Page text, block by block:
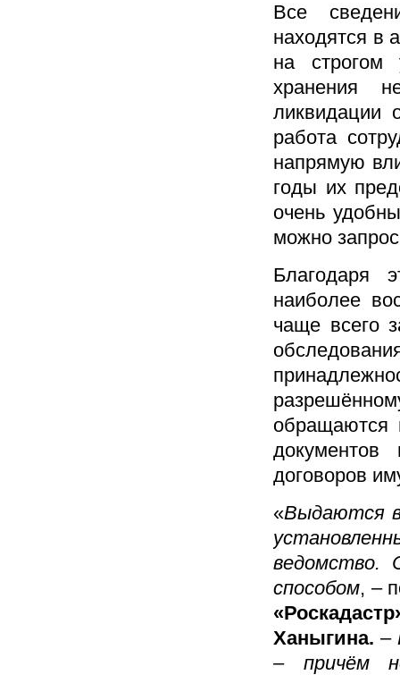
Все
находятся в
на строгом
хранения
ликвидации
работа
напрямую
годы их
очень
можно
Благодаря
наиболее
чаще всего
обращаются
договоров
«Выдаются
ведомство.
способом, –
Ханыгина. –
– причём